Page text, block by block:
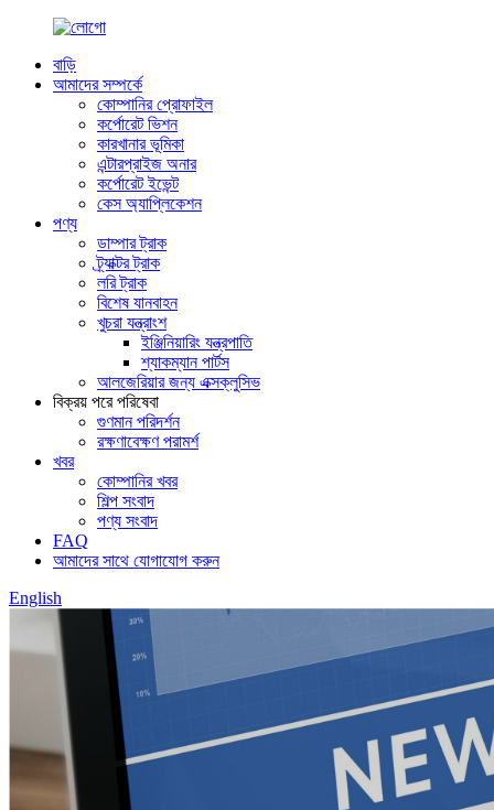
বাড়ি
আমাদের সম্পর্কে
কোম্পানির প্রোফাইল
কর্পোরেট ভিশন
কারখানার ভূমিকা
এন্টারপ্রাইজ অনার
কর্পোরেট ইভেন্ট
কেস অ্যাপ্লিকেশন
পণ্য
ডাম্পার ট্রাক
ট্র্যাক্টর ট্রাক
লরি ট্রাক
বিশেষ যানবাহন
খুচরা যন্ত্রাংশ
ইঞ্জিনিয়ারিং যন্ত্রপাতি
শ্যাকম্যান পার্টস
আলজেরিয়ার জন্য এক্সক্লুসিভ
বিক্রয় পরে পরিষেবা
গুণমান পরিদর্শন
রক্ষণাবেক্ষণ পরামর্শ
খবর
কোম্পানির খবর
শিল্প সংবাদ
পণ্য সংবাদ
FAQ
আমাদের সাথে যোগাযোগ করুন
English